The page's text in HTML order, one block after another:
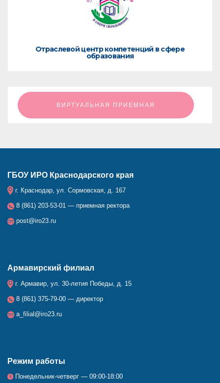
Отраслевой центр компетенций в сфере
образования
ㅤㅤㅤㅤㅤㅤㅤㅤㅤВИРТУАЛЬНАЯ ПРИЕМНАЯㅤㅤㅤㅤㅤㅤㅤㅤㅤ
ГБОУ ИРО Краснодарского края
г. Краснодар, ул. Сормовская, д. 167
8 (861) 203-53-01 — приемная ректора
post@iro23.ru
Армавирский филиал
г. Армавир, ул. 30-летия Победы, д. 15
8 (861) 375-79-00 — директор
a_filial@iro23.ru
Режим работы
Понедельник-четверг — 09:00-18:00